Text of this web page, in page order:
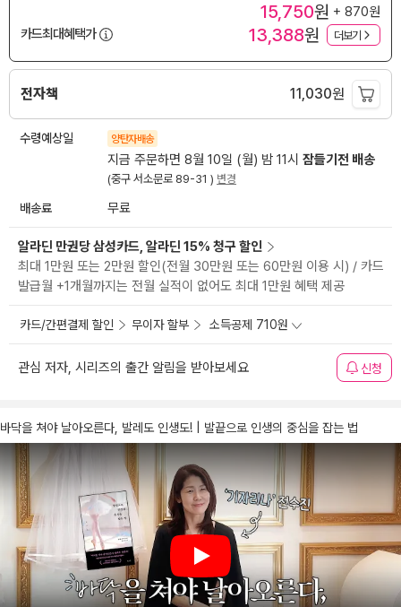
15,750원 + 870원
카드최대혜택가
13,388원 더보기
전자책 11,030원
수령예상일 양탄자배송
지금 주문하면 8월 10일 (월) 밤 11시 잠들기전 배송
(중구 서소문로 89-31 ) 변경
배송료 무료
알라딘 만권당 삼성카드, 알라딘 15% 청구 할인
최대 1만원 또는 2만원 할인(전월 30만원 또는 60만원 이용 시) / 카드
발급월 +1개월까지는 전월 실적이 없어도 최대 1만원 혜택 제공
카드/간편결제 할인 무이자 할부 소득공제 710원
관심 저자, 시리즈의 출간 알림을 받아보세요 신청
바닥을 쳐야 날아오른다, 발레도 인생도! | 발끝으로 인생의 중심을 잡는 법
Play